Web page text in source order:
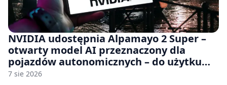
NVIDIA udostępnia Alpamayo 2 Super –
otwarty model AI przeznaczony dla
pojazdów autonomicznych – do użytku
komercyjnego
7 sie 2026